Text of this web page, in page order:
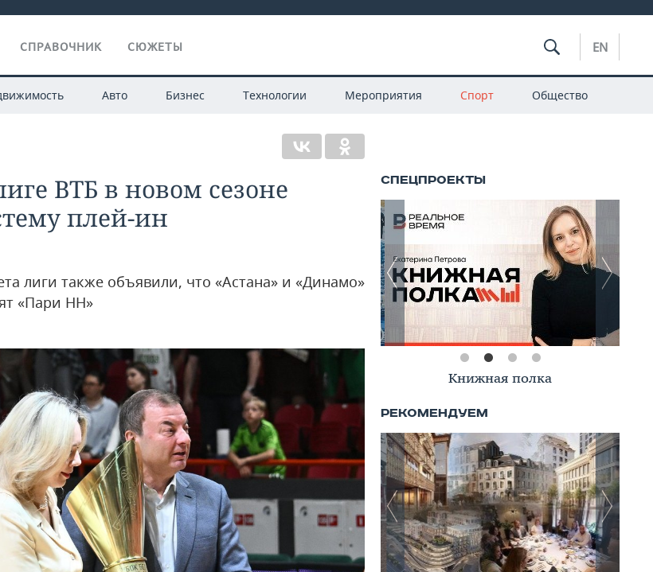
СПРАВОЧНИК СЮЖЕТЫ EN
Авто Бизнес Технологии Мероприятия Спорт Общество
ВТБ в новом сезоне
плей-ин
лиги также объявили, что «Астана» и «Динамо»
«Пари НН»
Книжная полка